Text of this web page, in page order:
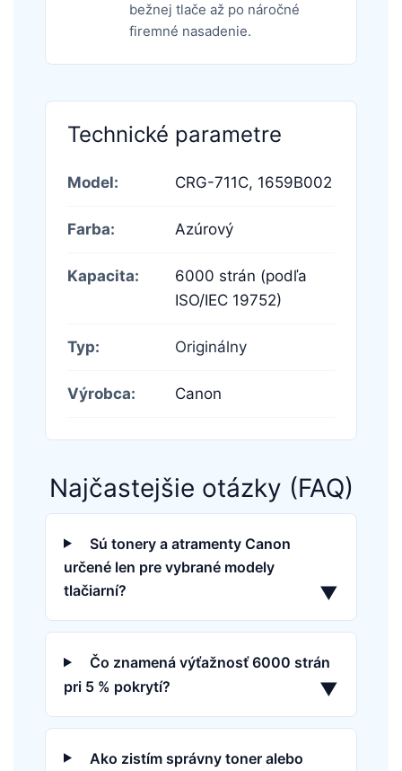
bežnej tlače až po náročné
firemné nasadenie.
Technické parametre
Model: CRG-711C, 1659B002
Farba: Azúrový
Kapacita:
6000 strán (podľa
ISO/IEC 19752)
Typ: Originálny
Výrobca: Canon
Najčastejšie otázky (FAQ)
Sú tonery a atramenty Canon
určené len pre vybrané modely
tlačiarní?
▼
Čo znamená výťažnosť 6000 strán
pri 5 % pokrytí?
▼
Ako zistím správny toner alebo